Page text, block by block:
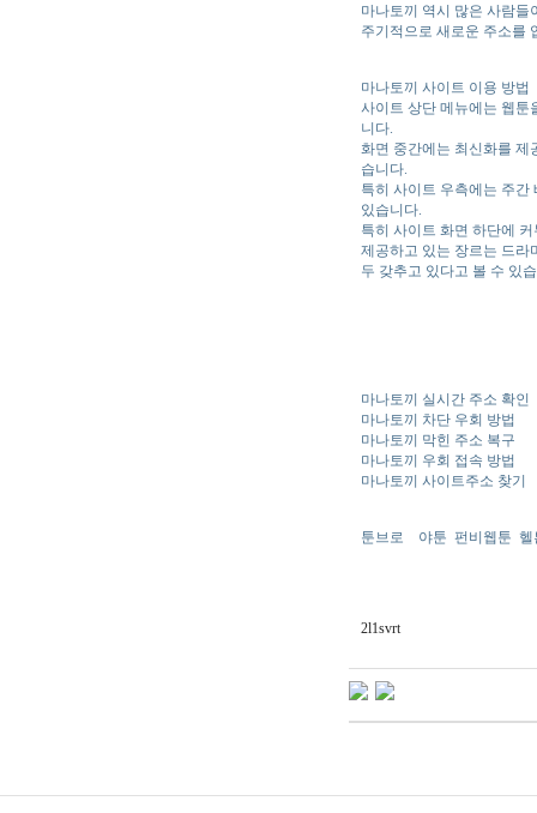
마나토끼 역시 많은 사람들
주기적으로 새로운 주소를
마나토끼 사이트 이용 방법
사이트 상단 메뉴에는 웹툰
니다.
화면 중간에는 최신화를
습니다.
특히 사이트 우측에는 주간
있습니다.
특히 사이트 화면 하단에
제공하고 있는 장르는 드라
두 갖추고 있다고 볼 수 있
마나토끼 실시간 주소 확인
마나토끼 차단 우회 방법
마나토끼 막힌 주소 복구
마나토끼 우회 접속 방법
마나토끼 사이트주소 찾기
툰브로 야툰 펀비웹툰 헬
2l1svrt